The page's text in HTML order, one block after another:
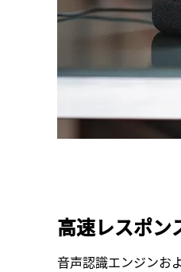
高速レスポン
音声認識エンジンお